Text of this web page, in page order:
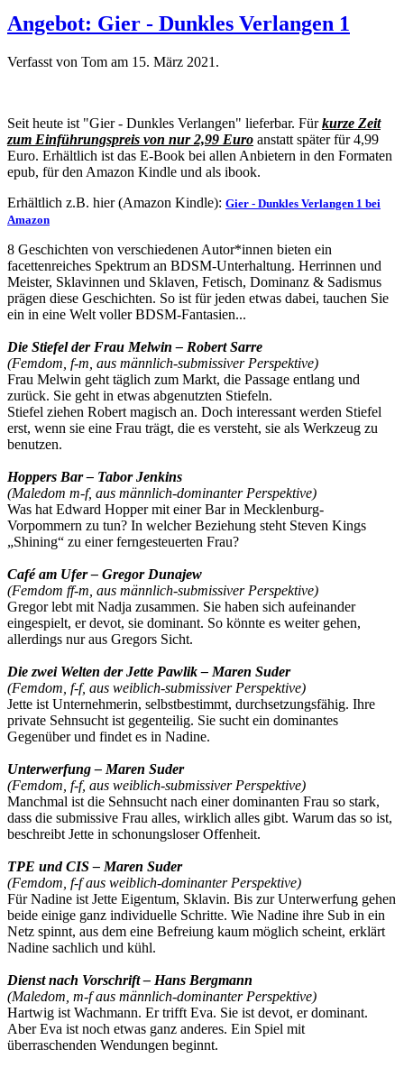
Angebot: Gier - Dunkles Verlangen 1
Verfasst von Tom am 15. März 2021 .
Seit heute ist "Gier - Dunkles Verlangen" lieferbar. Fürkurze Zeit
zum Einführungspreis von nur 2,99 Euro anstatt später für 4,99
Euro. Erhältlich ist das E-Book bei allen Anbietern in den Formaten
epub, für den Amazon Kindle und als ibook.
Erhältlich z.B. hier (Amazon Kindle): Gier - Dunkles Verlangen 1 bei
Amazon
8 Geschichten von verschiedenen Autor*innen bieten ein
facettenreiches Spektrum an BDSM-Unterhaltung. Herrinnen und
Meister, Sklavinnen und Sklaven, Fetisch, Dominanz & Sadismus
prägen diese Geschichten. So ist für jeden etwas dabei, tauchen Sie
ein in eine Welt voller BDSM-Fantasien...
Die Stiefel der Frau Melwin – Robert Sarre
(Femdom, f-m, aus männlich-submissiver Perspektive)
Frau Melwin geht täglich zum Markt, die Passage entlang und
zurück. Sie geht in etwas abgenutzten Stiefeln.
Stiefel ziehen Robert magisch an. Doch interessant werden Stiefel
erst, wenn sie eine Frau trägt, die es versteht, sie als Werkzeug zu
benutzen.
Hoppers Bar – Tabor Jenkins
(Maledom m-f, aus männlich-dominanter Perspektive)
Was hat Edward Hopper mit einer Bar in Mecklenburg-
Vorpommern zu tun? In welcher Beziehung steht Steven Kings
„Shining“ zu einer ferngesteuerten Frau?
Café am Ufer – Gregor Dunajew
(Femdom ff-m, aus männlich-submissiver Perspektive)
Gregor lebt mit Nadja zusammen. Sie haben sich aufeinander
eingespielt, er devot, sie dominant. So könnte es weiter gehen,
allerdings nur aus Gregors Sicht.
Die zwei Welten der Jette Pawlik – Maren Suder
(Femdom, f-f, aus weiblich-submissiver Perspektive)
Jette ist Unternehmerin, selbstbestimmt, durchsetzungsfähig. Ihre
private Sehnsucht ist gegenteilig. Sie sucht ein dominantes
Gegenüber und findet es in Nadine.
Unterwerfung – Maren Suder
(Femdom, f-f, aus weiblich-submissiver Perspektive)
Manchmal ist die Sehnsucht nach einer dominanten Frau so stark,
dass die submissive Frau alles, wirklich alles gibt. Warum das so ist,
beschreibt Jette in schonungsloser Offenheit.
TPE und CIS – Maren Suder
(Femdom, f-f aus weiblich-dominanter Perspektive)
Für Nadine ist Jette Eigentum, Sklavin. Bis zur Unterwerfung gehen
beide einige ganz individuelle Schritte. Wie Nadine ihre Sub in ein
Netz spinnt, aus dem eine Befreiung kaum möglich scheint, erklärt
Nadine sachlich und kühl.
Dienst nach Vorschrift – Hans Bergmann
(Maledom, m-f aus männlich-dominanter Perspektive)
Hartwig ist Wachmann. Er trifft Eva. Sie ist devot, er dominant.
Aber Eva ist noch etwas ganz anderes. Ein Spiel mit
überraschenden Wendungen beginnt.